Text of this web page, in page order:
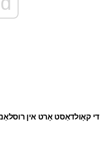
די קאָולדאַסט אָרט אין